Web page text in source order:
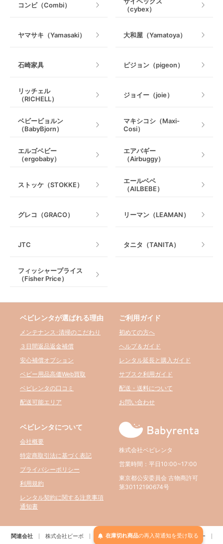
室内遊具
コンビ（Combi）
（cybex）
ヤマサキ（Yamasaki） 大和屋（Yamatoya）
石崎家具 ピジョン（pigeon）
リッチェル
（RICHELL）
ジョイー（joie）
ベビービョルン
（BabyBjorn）
マキシコシ（Maxi-
Cosi）
エルゴベビー
（ergobaby）
エアバギー
（Airbuggy）
ストッケ（STOKKE）
エールベベ
（AILBEBE）
グレコ（GRACO） リーマン（LEAMAN）
JTC タニタ（TANITA）
フィッシャープライス
（Fisher Price）
ベビレンタが選ばれる理由
メンテナンス･清掃のこだわり
３日間返品返金補償
安心補償オプション
ベビー用品高価Web買取
ベビレンタの口コミ
配送可能エリア
ご利用ガイド
初めての方へ
ヘルプ＆ガイド
レンタル延長と購入ガイド
サブスク利用ガイド
配送・送料について
お問い合わせ
ベビレンタについて
会社概要
特定商取引法に基づく表記
プライバシーポリシー
利用規約
レンタル契約に関する注意事項
通知書
株式会社ベビレンタ
営業時間：平日10:00~17:00
東京都公安委員会 古物商許可
第30112190674号
関連会社 株式会社ビーボ BELTA パルクレール
RE:アールイー
在庫切れ商品の再入荷通知を受け取る